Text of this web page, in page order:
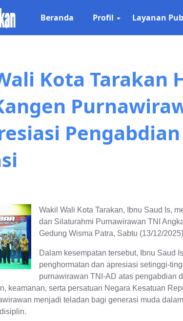
Beranda Profil Layanan
Kota Tarakan
Wakil Wali Kota Tarakan, Ibnu Saud Is,
dan Silaturahmi Purnawirawan TNI
Gedung Wisma Patra, Sabtu (13/12/
Dalam kesempatan tersebut, Ibnu Saud
penghormatan dan apresiasi setinggi-
purnawirawan TNI-AD atas pengabdian
keamanan, serta persatuan Negara Kesatuan
menjadi teladan bagi generasi muda